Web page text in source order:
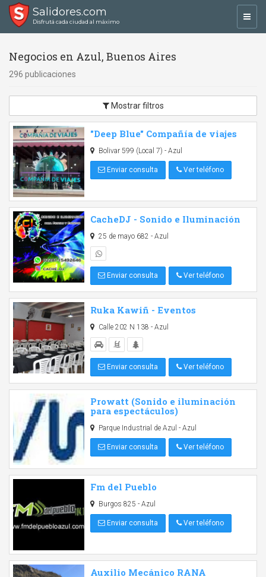
Salidores.com
Disfrutá cada ciudad al máximo
Negocios en Azul, Buenos Aires
296 publicaciones
Mostrar filtros
"Deep Blue" Compañía de viajes
Bolivar 599 (Local 7) - Azul
Enviar consulta Ver teléfono
CacheDJ - Sonido e Iluminación
25 de mayo 682 - Azul
Enviar consulta Ver teléfono
Ruka Kawiñ - Eventos
Calle 202 N 138 - Azul
Enviar consulta Ver teléfono
Prowatt (Sonido e iluminación
para espectáculos)
Parque Industrial de Azul - Azul
Enviar consulta Ver teléfono
Fm del Pueblo
Burgos 825 - Azul
Enviar consulta Ver teléfono
Auxilio Mecánico RANA